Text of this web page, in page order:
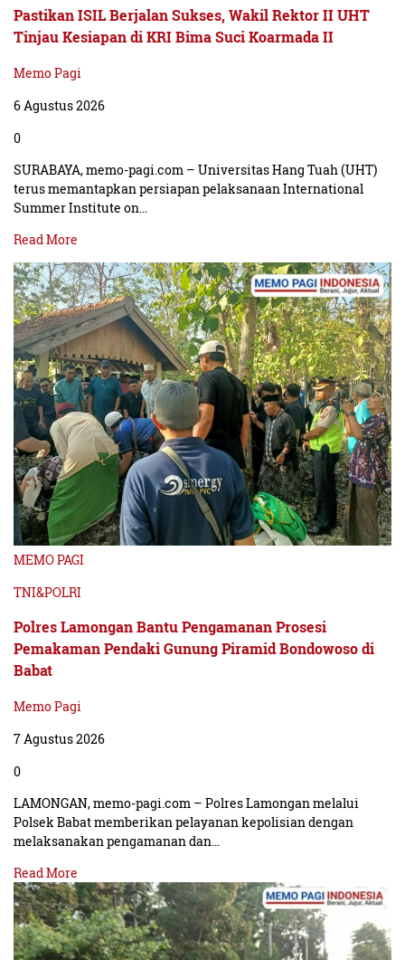
Pastikan ISIL Berjalan Sukses, Wakil Rektor II UHT
Tinjau Kesiapan di KRI Bima Suci Koarmada II
Memo Pagi
6 Agustus 2026
0
SURABAYA, memo-pagi.com – Universitas Hang Tuah (UHT)
terus memantapkan persiapan pelaksanaan International
Summer Institute on…
Read More
MEMO PAGI
TNI&POLRI
Polres Lamongan Bantu Pengamanan Prosesi
Pemakaman Pendaki Gunung Piramid Bondowoso di
Babat
Memo Pagi
7 Agustus 2026
0
LAMONGAN, memo-pagi.com – Polres Lamongan melalui
Polsek Babat memberikan pelayanan kepolisian dengan
melaksanakan pengamanan dan…
Read More